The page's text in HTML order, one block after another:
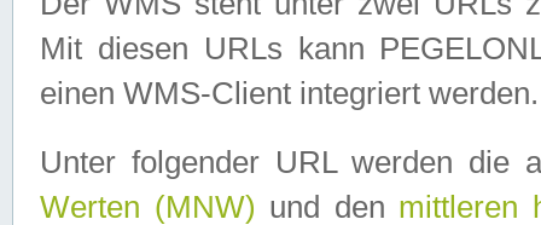
Mit diesen URLs kann
einen WMS-Client integriert werden.
Unter folgender URL werden die
Werten (MNW) und den mittleren